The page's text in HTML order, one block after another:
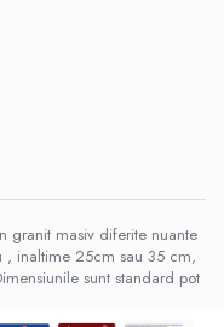
granit masiv diferite nuante
, inaltime 25cm sau 35 cm,
sunt standard pot